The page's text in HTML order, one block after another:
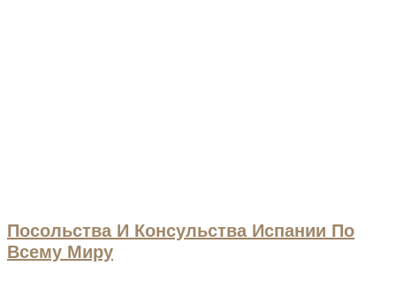
Посольства И Консульства Испании По
Всему Миру